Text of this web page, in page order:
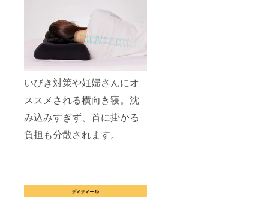
いびき対策や妊婦さんにオ
ススメされる横向き寝。沈
み込みすぎず、首に掛かる
負担も分散されます。